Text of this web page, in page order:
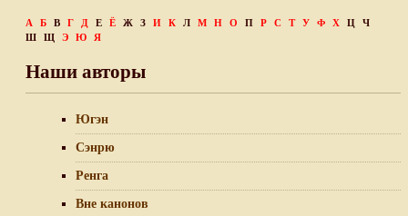
А Б В Г Д Е Ё Ж З И К Л М Н О П Р С Т У Ф Х Ц
Ч
Ш
Щ Э Ю Я
Наши авторы
Югэн
Сэнрю
Ренга
Вне канонов